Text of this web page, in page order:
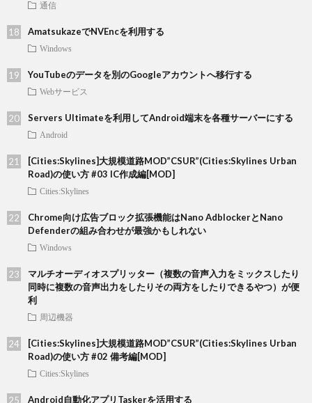
通信
AmatsukazeでNVEncを利用する
Windows
YouTubeのデータを別のGoogleアカウントへ移行する
Webサービス
Servers Ultimateを利用してAndroid端末を各種サーバーにする
Android
[Cities:Skylines]大規模道路MOD”CSUR”(Cities:Skylines Urban
Road)の使い方 #03 IC作成編[MOD]
Cities:Skylines
Chrome向け広告ブロック拡張機能はNano AdblockerとNano
Defenderの組み合わせが最強かもしれない
Windows
マルチオーディオスプリッター（複数の音声入力をミックスしたり
同時に複数の音声出力をしたりその両方をしたりできるやつ）が便
利
周辺機器
[Cities:Skylines]大規模道路MOD”CSUR”(Cities:Skylines Urban
Road)の使い方 #02 備考編[MOD]
Cities:Skylines
Android自動化アプリTaskerを活用する